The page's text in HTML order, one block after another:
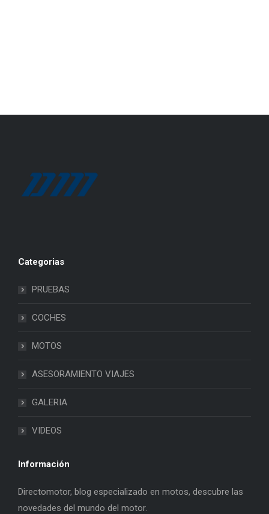
Categorias
PRUEBAS
COCHES
MOTOS
ASESORAMIENTO VIAJES
GALERIA
VIDEOS
Información
Directomotor, blog especializado en motos, descubre las
novedades del mundo del motor.